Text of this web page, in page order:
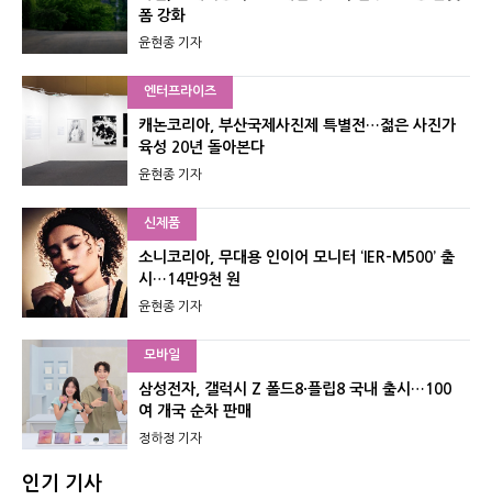
폼 강화
윤현종 기자
엔터프라이즈
캐논코리아, 부산국제사진제 특별전…젊은 사진가
육성 20년 돌아본다
윤현종 기자
신제품
소니코리아, 무대용 인이어 모니터 ‘IER-M500’ 출
시…14만9천 원
윤현종 기자
모바일
삼성전자, 갤럭시 Z 폴드8·플립8 국내 출시…100
여 개국 순차 판매
정하정 기자
인기 기사